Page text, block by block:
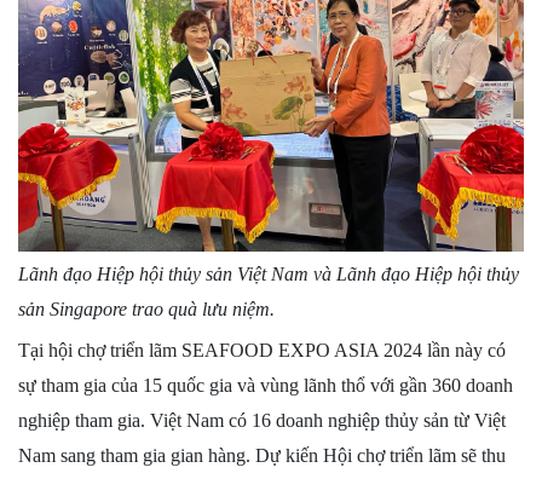
Lãnh đạo Hiệp hội thủy sản Việt Nam và Lãnh đạo Hiệp hội thủy
sản Singapore trao quà lưu niệm.
Tại hội chợ triển lãm SEAFOOD EXPO ASIA 2024 lần này có
sự tham gia của 15 quốc gia và vùng lãnh thổ với gần 360 doanh
nghiệp tham gia. Việt Nam có 16 doanh nghiệp thủy sản từ Việt
Nam sang tham gia gian hàng. Dự kiến Hội chợ triển lãm sẽ thu